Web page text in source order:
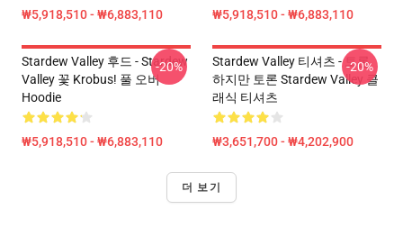
₩5,918,510 - ₩6,883,110 ₩5,918,510 - ₩6,883,110
Stardew Valley 후드 - Stardew
Valley 꽃 Krobus! 풀 오버
Hoodie
₩5,918,510 - ₩6,883,110
-20%
Stardew Valley 티셔츠 - 토론
하지만 토론 Stardew Valley 클
래식 티셔츠
₩3,651,700 - ₩4,202,900
-20%
더 보기